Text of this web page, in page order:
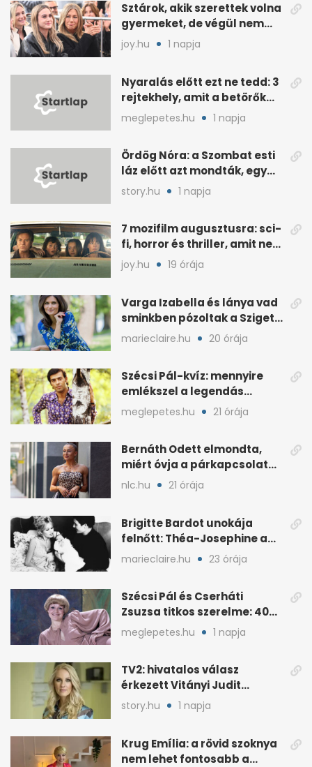
Sztárok, akik szerettek volna
gyermeket, de végül nem
született nekik
joy.hu 1 napja
Nyaralás előtt ezt ne tedd: 3
rejtekhely, amit a betörők
ismernek
meglepetes.hu 1 napja
Ördög Nóra: a Szombat esti
láz előtt azt mondták, egy
hét alatt fogyjon
story.hu 1 napja
7 mozifilm augusztusra: sci-
fi, horror és thriller, amit nem
érdemes kihagyni
joy.hu 19 órája
Varga Izabella és lánya vad
sminkben pózoltak a Sziget
előtt
marieclaire.hu 20 órája
Szécsi Pál-kvíz: mennyire
emlékszel a legendás
énekes történetére?
meglepetes.hu 21 órája
Bernáth Odett elmondta,
miért óvja a párkapcsolatát
a nyilvánosságtól
nlc.hu 21 órája
Brigitte Bardot unokája
felnőtt: Théa-Josephine a
nagymamájára hasonlít
marieclaire.hu 23 órája
Szécsi Pál és Cserháti
Zsuzsa titkos szerelme: 40
év után derült ki
meglepetes.hu 1 napja
TV2: hivatalos válasz
érkezett Vitányi Judit
további szerepéről
story.hu 1 napja
Krug Emília: a rövid szoknya
nem lehet fontosabb a